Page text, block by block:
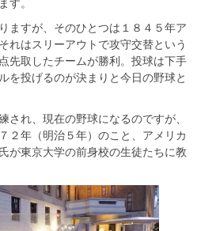
す。
ますが、そのひとつは１８４５年ア
れはスリーアウトで攻守交替という
先取したチームが勝利。投球は下手
を投げるのが決まりと今日の野球と
され、現在の野球になるのですが、
２年（明治５年）のこと、アメリカ
が東京大学の前身校の生徒たちに教